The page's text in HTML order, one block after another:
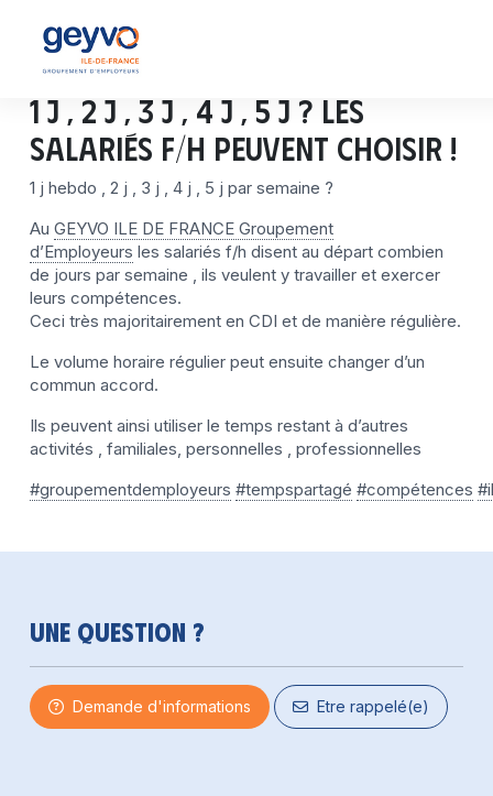
1 J , 2 J , 3 J , 4 J , 5 J ? les
salariés f/h peuvent choisir !
1 j hebdo , 2 j , 3 j , 4 j , 5 j par semaine ?
Au GEYVO ILE DE FRANCE Groupement
d’Employeurs les salariés f/h disent au départ combien
de jours par semaine , ils veulent y travailler et exercer
leurs compétences.
Ceci très majoritairement en CDI et de manière régulière.
Le volume horaire régulier peut ensuite changer d’un
commun accord.
Ils peuvent ainsi utiliser le temps restant à d’autres
activités , familiales, personnelles , professionnelles
#groupementdemployeurs #tempspartagé #compétences
Une question ?
Demande d'informations Etre rappelé(e)